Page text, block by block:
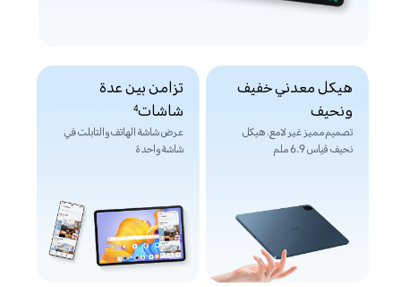
هيكل معدني خفيف
ونحيف
تصميم مميز غير لامع، هيكل
نحيف قياس 6.9 ملم
تزامن بين عدة
شاشات4
عرض شاشة الهاتف والتابلت في
شاشة واحدة